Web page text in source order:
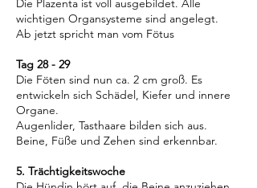
Die Plazenta ist voll ausgebildet. Alle
wichtigen Organsysteme sind angelegt.
Ab jetzt spricht man vom Fötus
Tag 28 - 29
Die Föten sind nun ca. 2 cm groß. Es
entwickeln sich Schädel, Kiefer und innere
Organe.
Augenlider, Tasthaare bilden sich aus.
Beine, Füße und Zehen sind erkennbar.
5. Trächtigkeitswoche